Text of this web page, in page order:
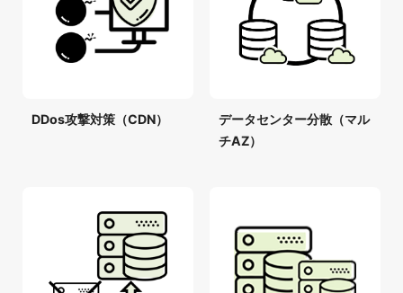
DDos攻撃対策（CDN）
データセンター分散（マル
チAZ）